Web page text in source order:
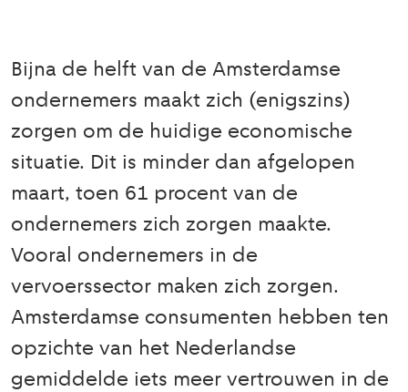
Bijna de helft van de Amsterdamse
ondernemers maakt zich (enigszins)
zorgen om de huidige economische
situatie. Dit is minder dan afgelopen
maart, toen 61 procent van de
ondernemers zich zorgen maakte.
Vooral ondernemers in de
vervoerssector maken zich zorgen.
Amsterdamse consumenten hebben ten
opzichte van het Nederlandse
gemiddelde iets meer vertrouwen in de